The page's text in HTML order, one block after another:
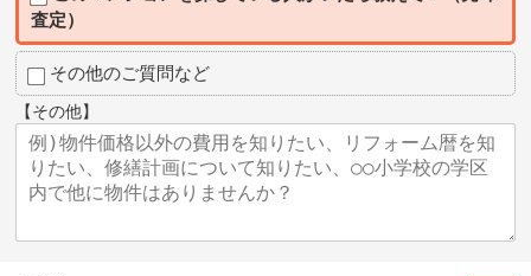
査定）
その他のご質問など
【その他】